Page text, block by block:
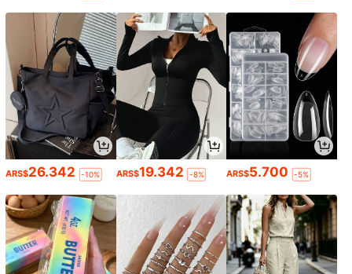
ARS$26.342 -10% ARS$19.342 -8% ARS$5.700 -5%